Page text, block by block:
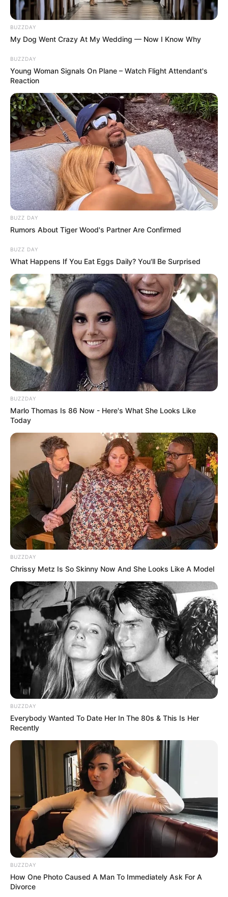
BUZZDAY
My Dog Went Crazy At My Wedding — Now I Know Why
BUZZDAY
Young Woman Signals On Plane – Watch Flight Attendant's
Reaction
BUZZ DAY
Rumors About Tiger Wood's Partner Are Confirmed
BUZZ DAY
What Happens If You Eat Eggs Daily? You'll Be Surprised
BUZZDAY
Marlo Thomas Is 86 Now - Here's What She Looks Like
Today
BUZZDAY
Chrissy Metz Is So Skinny Now And She Looks Like A Model
BUZZDAY
Everybody Wanted To Date Her In The 80s & This Is Her
Recently
BUZZDAY
How One Photo Caused A Man To Immediately Ask For A
Divorce